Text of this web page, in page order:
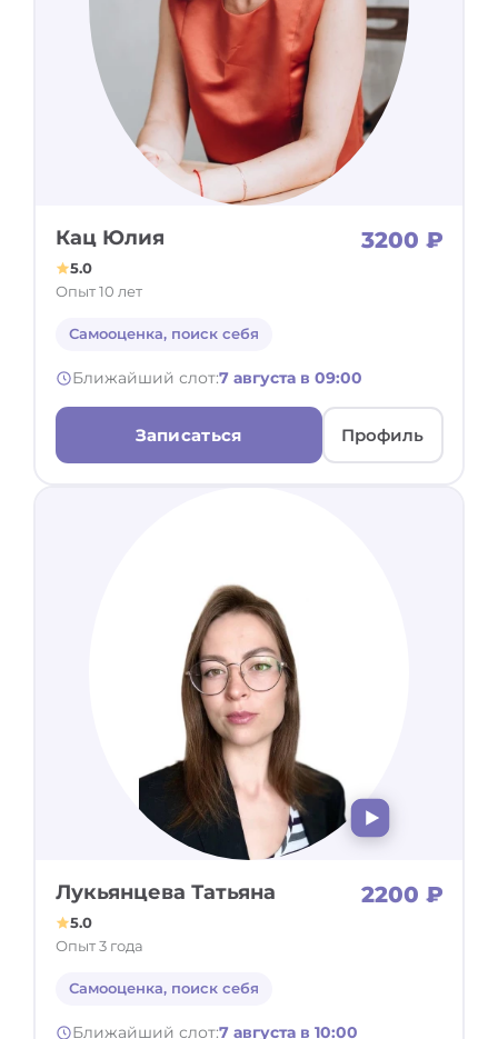
Кац Юлия 3200 ₽
5.0
Опыт 10 лет
Самооценка, поиск себя
Ближайший слот:7 августа в 09:00
Записаться Профиль
Лукьянцева Татьяна 2200 ₽
5.0
Опыт 3 года
Самооценка, поиск себя
Ближайший слот:7 августа в 10:00